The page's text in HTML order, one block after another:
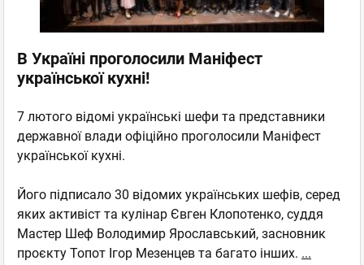
В Україні проголосили Маніфест
української кухні!
7 лютого відомі українські шефи та представники
державної влади офіційно проголосили Маніфест
української кухні.
Його підписало 30 відомих українських шефів, серед
яких активіст та кулінар Євген Клопотенко, суддя
Мастер Шеф Володимир Ярославський, засновник
проєкту Топот Ігор Мезенцев та багато інших. ...